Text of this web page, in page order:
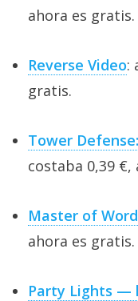
ahora es gratis.
Reverse Video:
gratis.
Tower
costaba 0,39
Master of
ahora es gratis.
Party Lights —